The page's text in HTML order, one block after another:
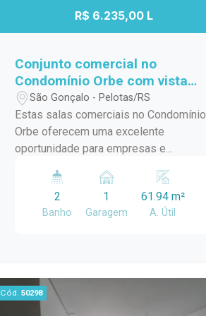
R$ 6.235,00 L
Conjunto comercial no
Condomínio Orbe com vista
para o Parque Una
São Gonçalo - Pelotas/RS
Estas salas comerciais no Condomínio
Orbe oferecem uma excelente
oportunidade para empresas e
espaço, versatilidade e uma localização
estratégica. Com a possibilidade de
utilização conjunta, os ambientes
consultórios ou empresas que desejam
ampliar sua estrutura em um dos
2
Banho
1
Garagem
61.94 m²
A. Útil
Cód. 50298